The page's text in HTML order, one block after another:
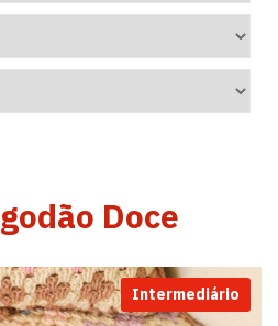
Doce
Intermediário